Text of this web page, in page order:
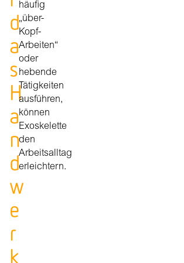
d
a
s
H
a
n
d
w
e
r
k
häufig
„über-
Kopf-
Arbeiten“
oder
hebende
Tätigkeiten
ausführen,
können
Exoskelette
den
Arbeitsalltag
erleichtern.